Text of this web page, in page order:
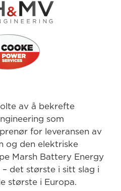
av å bekrefte
som
for leveransen av
og den elektriske
Marsh Battery Energy
– det største i sitt slag i
største i Europa.